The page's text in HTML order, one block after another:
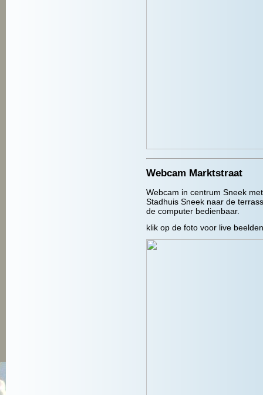
Webcam Marktstraat
Webcam in centrum Sneek
Stadhuis Sneek naar de
de computer bedienbaar.
klik op de foto voor live